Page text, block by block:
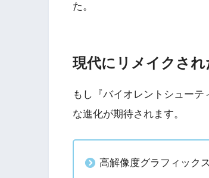
た。
現代にリメイクさ
もし『バイオレントシュー
な進化が期待されます。
高解像度グラフィック
Wii版